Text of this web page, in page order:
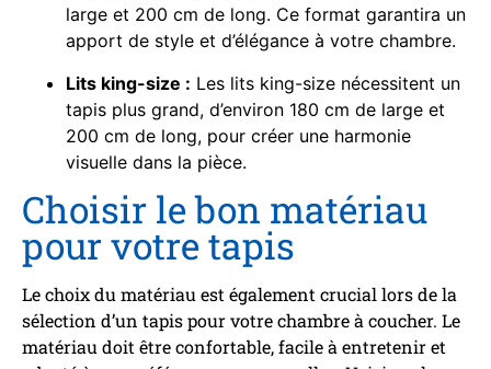
large et 200 cm de long. Ce format garantira un
apport de style et d’élégance à votre chambre.
Lits king-size : Les lits king-size nécessitent un
tapis plus grand, d’environ 180 cm de large et
200 cm de long, pour créer une harmonie
visuelle dans la pièce.
Choisir le bon matériau
pour votre tapis
Le choix du matériau est également crucial lors de la
sélection d’un tapis pour votre chambre à coucher. Le
matériau doit être confortable, facile à entretenir et